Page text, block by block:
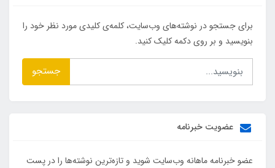
برای جستجو در نوشته‌های وب‌سایت، کلمه‌ی کلیدی مورد نظر خود را
بنویسید و بر روی دکمه کلیک کنید.
جستجو
عضویت خبرنامه
عضو خبرنامه ماهانه وب‌سایت شوید و تازه‌ترین نوشته‌ها را در پست